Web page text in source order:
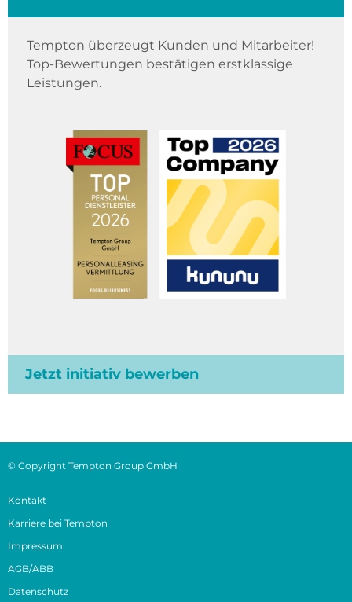
Tempton überzeugt Kunden und Mitarbeiter!
Top-Bewertungen bestätigen erstklassige
Leistungen.
Jetzt initiativ bewerben
© Copyright Tempton Group GmbH
Kontakt
Karriere bei Tempton
Impressum
AGB/ABB
Datenschutz